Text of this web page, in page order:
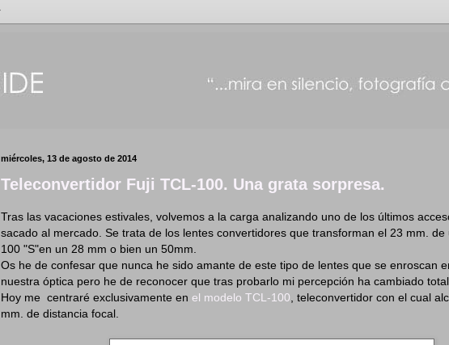
miércoles, 13 de agosto de 2014
Teleconvertidor Fuji TCL-100. Una grata sorpresa.
Tras las vacaciones estivales, volvemos a la carga analizando uno de los últimos
sacado al mercado. Se trata de los lentes convertidores que transforman el 23 mm. de
100 "S"en un 28 mm o bien un 50mm.
Os he de confesar que nunca he sido amante de este tipo de lentes que se enroscan
nuestra óptica pero he de reconocer que tras probarlo mi percepción ha cambiado
Hoy me centraré exclusivamente en el modelo TCL-100 , teleconvertidor con el cual
mm. de distancia focal.